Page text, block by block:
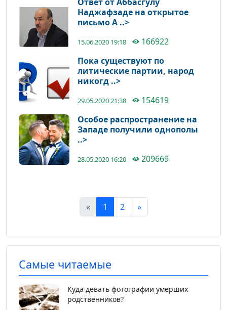
Наджафзаде на открытое
письмо А ..>
15.06.2020 19:18
166922
Пока существуют по
литические партии, народ
никогд ..>
29.05.2020 21:38
154619
Особое распространение на
Западе получили однополы
..>
28.05.2020 16:20 209669
« 1 2 »
Самые читаемые
Куда девать фотографии умерших
родственников?